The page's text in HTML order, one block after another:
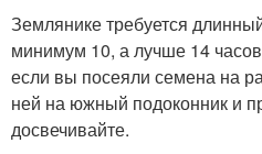
Землянике требуется
минимум 10, а лучше 14
если вы посеяли семена на
ней на южный подоконник и
досвечивайте.